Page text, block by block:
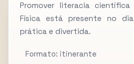
Promover literacia
Física está presente no
prática e divertida.
Formato: itinerante